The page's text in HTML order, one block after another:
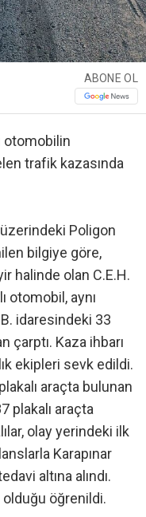
ABONE OL
otomobilin
trafik kazasında
Poligon
bilgiye göre,
halinde olan C.E.H.
otomobil, aynı
idaresindeki 33
çarptı. Kaza ihbarı
ekipleri sevk edildi.
araçta bulunan
plakalı araçta
olay yerindeki ilk
Karapınar
altına alındı.
olduğu öğrenildi.